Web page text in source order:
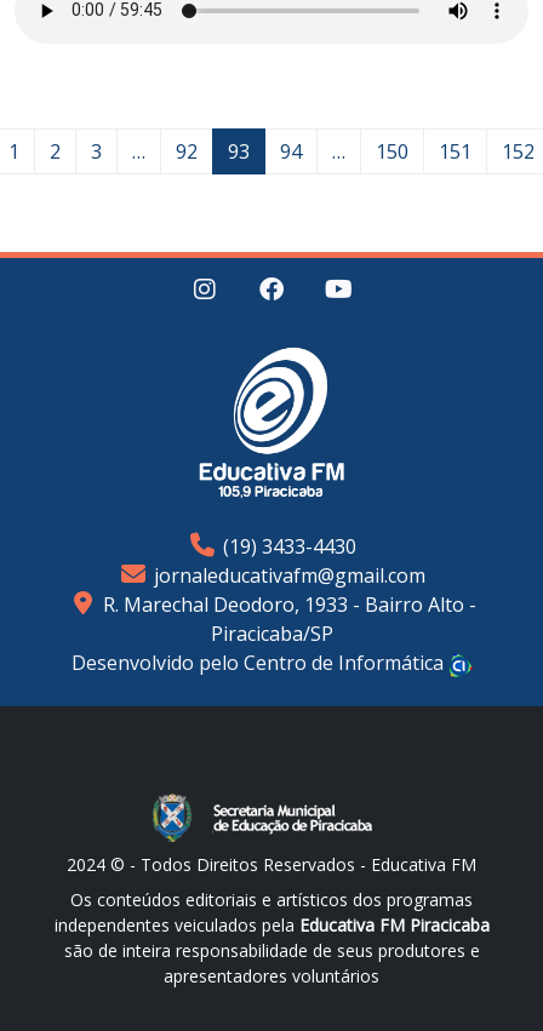
1 2 3 … 92 93 94 … 150 151 152
(19) 3433-4430
jornaleducativafm@gmail.com
R. Marechal Deodoro, 1933 - Bairro Alto -
Piracicaba/SP
Desenvolvido pelo Centro de Informática
2024 © - Todos Direitos Reservados - Educativa FM
Os conteúdos editoriais e artísticos dos programas
independentes veiculados pela Educativa FM Piracicaba
são de inteira responsabilidade de seus produtores e
apresentadores voluntários